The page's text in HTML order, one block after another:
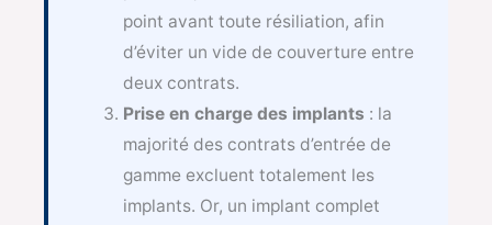
point avant toute résiliation, afin
d’éviter un vide de couverture entre
deux contrats.
Prise en charge des implants : la
majorité des contrats d’entrée de
gamme excluent totalement les
implants. Or, un implant complet